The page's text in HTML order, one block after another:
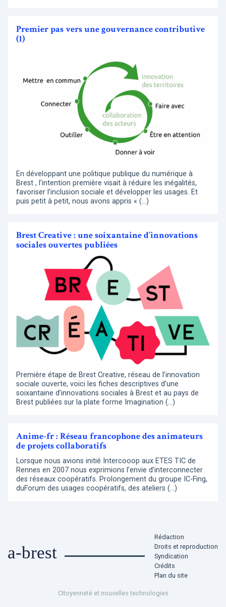
Premier pas vers une gouvernance contributive
(1)
En développant une politique publique du numérique à
Brest , l’intention première visait à réduire les inégalités,
favoriser l’inclusion sociale et développer les usages. Et
puis petit à petit, nous avons appris « (…)
Brest Creative : une soixantaine d’innovations
sociales ouvertes publiées
Première étape de Brest Creative, réseau de l’innovation
sociale ouverte, voici les fiches descriptives d’une
soixantaine d’innovations sociales à Brest et au pays de
Brest publiées sur la plate forme Imagination (…)
Anime-fr : Réseau francophone des animateurs
de projets collaboratifs
Lorsque nous avions initié Intercooop aux ETES TIC de
Rennes en 2007 nous exprimions l’envie d’interconnecter
des réseaux coopératifs. Prolongement du groupe IC-Fing,
duForum des usages coopératifs, des ateliers (…)
a-brest
Rédaction
Droits et reproduction
Syndication
Crédits
Plan du site
Citoyenneté et nouvelles technologies